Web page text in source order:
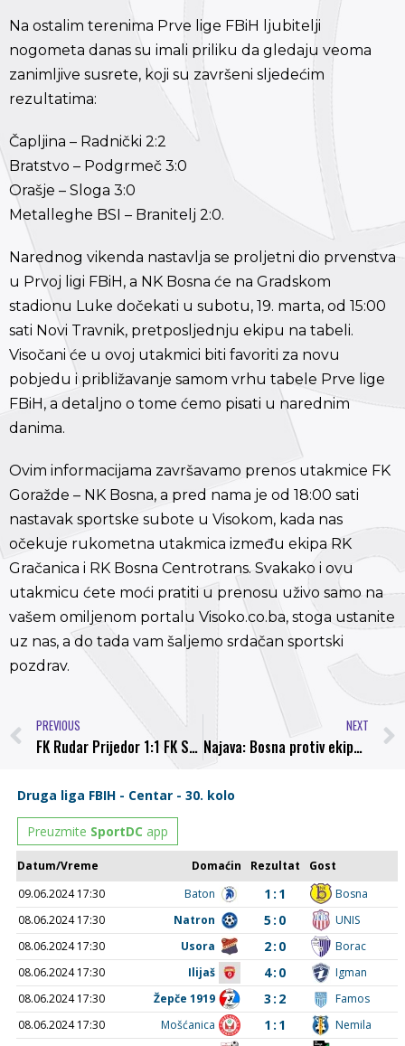
Na ostalim terenima Prve lige FBiH ljubitelji
nogometa danas su imali priliku da gledaju veoma
zanimljive susrete, koji su završeni sljedećim
rezultatima:
Čapljina – Radnički 2:2
Bratstvo – Podgrmeč 3:0
Orašje – Sloga 3:0
Metalleghe BSI – Branitelj 2:0.
Narednog vikenda nastavlja se proljetni dio prvenstva
u Prvoj ligi FBiH, a NK Bosna će na Gradskom
stadionu Luke dočekati u subotu, 19. marta, od 15:00
sati Novi Travnik, pretposljednju ekipu na tabeli.
Visočani će u ovoj utakmici biti favoriti za novu
pobjedu i približavanje samom vrhu tabele Prve lige
FBiH, a detaljno o tome ćemo pisati u narednim
danima.
Ovim informacijama završavamo prenos utakmice FK
Goražde – NK Bosna, a pred nama je od 18:00 sati
nastavak sportske subote u Visokom, kada nas
očekuje rukometna utakmica između ekipa RK
Gračanica i RK Bosna Centrotrans. Svakako i ovu
utakmicu ćete moći pratiti u prenosu uživo samo na
vašem omiljenom portalu Visoko.co.ba, stoga ustanite
uz nas, a do tada vam šaljemo srdačan sportski
pozdrav.
PREVIOUS
FK Rudar Prijedor 1:1 FK Sarajevo
NEXT
Najava: Bosna protiv ekipe iz Novog Travnika traži potvrdu odlične forme